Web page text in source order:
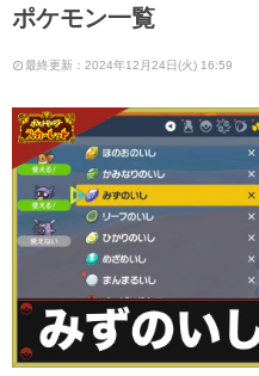
ポケモン一覧
最終更新：2024年12月24日(火) 16:59